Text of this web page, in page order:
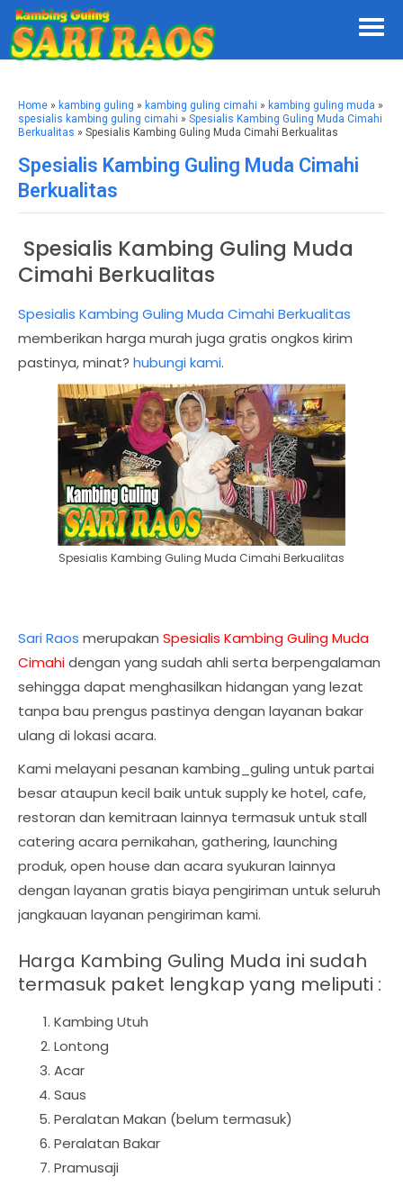
Home » kambing guling » kambing guling cimahi » kambing guling muda »
spesialis kambing guling cimahi » Spesialis Kambing Guling Muda Cimahi
Berkualitas » Spesialis Kambing Guling Muda Cimahi Berkualitas
Spesialis Kambing Guling Muda Cimahi
Berkualitas
Spesialis Kambing Guling Muda
Cimahi Berkualitas
Spesialis Kambing Guling Muda Cimahi Berkualitas
memberikan harga murah juga gratis ongkos kirim
pastinya, minat? hubungi kami.
Spesialis Kambing Guling Muda Cimahi Berkualitas
Sari Raos merupakan Spesialis Kambing Guling Muda
Cimahidengan yang sudah ahli serta berpengalaman
sehingga dapat menghasilkan hidangan yang lezat
tanpa bau prengus pastinya dengan layanan bakar
ulang di lokasi acara.
Kami melayani pesanan kambing_guling untuk partai
besar ataupun kecil baik untuk supply ke hotel, cafe,
restoran dan kemitraan lainnya termasuk untuk stall
catering acara pernikahan, gathering, launching
produk, open house dan acara syukuran lainnya
dengan layanan gratis biaya pengiriman untuk seluruh
jangkauan layanan pengiriman kami.
Harga Kambing Guling Muda ini sudah
termasuk paket lengkap yang meliputi :
Kambing Utuh
Lontong
Acar
Saus
Peralatan Makan (belum termasuk)
Peralatan Bakar
Pramusaji